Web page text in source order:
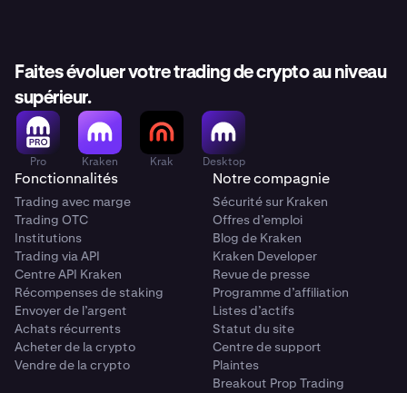
Faites évoluer votre trading de crypto au niveau
supérieur.
Pro Kraken Krak Desktop
Fonctionnalités
Trading avec marge
Trading OTC
Institutions
Trading via API
Centre API Kraken
Récompenses de staking
Envoyer de l’argent
Achats récurrents
Acheter de la crypto
Vendre de la crypto
Notre compagnie
Sécurité sur Kraken
Offres d’emploi
Blog de Kraken
Kraken Developer
Revue de presse
Programme d’affiliation
Listes d’actifs
Statut du site
Centre de support
Plaintes
Breakout Prop Trading